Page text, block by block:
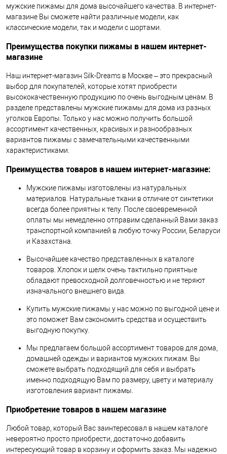
мужские пижамы для дома высочайшего качества. В интернет-
магазине Вы сможете найти различные модели, как
классические модели, так и модели с шортами.
Преимущества покупки пижамы в нашем интернет-
магазине
Наш интернет-магазин Silk-Dreams в Москве – это прекрасный
выбор для покупателей, которые хотят приобрести
высококачественную продукцию по очень выгодным ценам. В
разделе представлены мужские пижамы для дома из разных
уголков Европы. Только у нас можно получить большой
ассортимент качественных, красивых и разнообразных
вариантов пижамы с замечательными качественными
характеристиками.
Преимущества товаров в нашем интернет-магазине:
Мужские пижамы изготовлены из натуральных
материалов. Натуральные ткани в отличие от синтетики
всегда более приятны к телу. После своевременной
оплаты мы немедленно отправим сделанный Вами заказ
транспортной компанией в любую точку России, Беларуси
и Казахстана.
Высочайшее качество представленных в каталоге
товаров. Хлопок и шелк очень тактильно приятные
обладают превосходной долговечностью и не теряют
изначального внешнего вида.
Купить мужские пижамы у нас можно по выгодной цене и
это поможет Вам сэкономить средства и осуществить
выгодную покупку.
Мы предлагаем большой ассортимент товаров для дома,
домашней одежды и вариантов мужских пижам. Вы
сможете выбрать подходящий для себя и выбрать
именно подходящую Вам по размеру, цвету и материалу
изготовления вариант пижамы.
Приобретение товаров в нашем магазине
Любой товар, который Вас заинтересовал в нашем каталоге
невероятно просто приобрести, достаточно добавить
интересующий товар в корзину и оформить заказ. Мы надежно